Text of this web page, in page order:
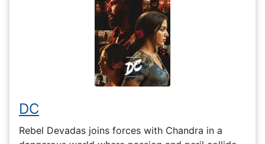
DC
Rebel Devadas joins forces with Chandra in a